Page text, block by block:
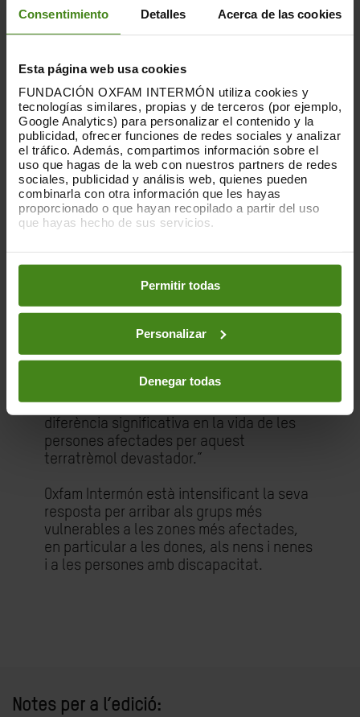
Consentimiento Detalles Acerca de las cookies
Esta página web usa cookies
FUNDACIÓN OXFAM INTERMÓN utiliza cookies y
tecnologías similares, propias y de terceros (por ejemplo,
Google Analytics) para personalizar el contenido y la
publicidad, ofrecer funciones de redes sociales y analizar
el tráfico. Además, compartimos información sobre el
uso que hagas de la web con nuestros partners de redes
sociales, publicidad y análisis web, quienes pueden
combinarla con otra información que les hayas
proporcionado o que hayan recopilado a partir del uso
que hayas hecho de sus servicios.
preferencias accediendo a nuestraPolítica de Cookieso
en los botones facilitados a continuación:
Permitir todas
Personalizar
Denegar todas
dificulta després de la pluja. Això
augmenta el risc de contaminació i
Myanmar ja es recuperava d’una greu crisi
humanitària, amb gairebé 20 milions de
persones —un terç de la població—
necessitant assistència humanitària. La
situació ara és catastròfica.
Tanmateix, malgrat la magnitud de les
necessitats, el país continua sent una de
les crisis humanitàries amb més manca de
menys del 40 % de la crida humanitària de
l’ONU per a Myanmar.
«Aquesta tragèdia subratlla la necessitat
d’una resposta internacional coordinada i
un suport significatiu per ajudar Myanmar
Rajan. “El camí cap a la recuperació és
llarg, i cada contribució pot marcar una
diferència significativa en la vida de les
persones afectades per aquest
terratrèmol devastador.”
Oxfam Intermón està intensificant la seva
resposta per arribar als grups més
vulnerables a les zones més afectades,
en particular a les dones, als nens i nenes
i a les persones amb discapacitat.
Notes per a l’edició: